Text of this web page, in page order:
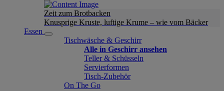
Zeit zum Brotbacken
Knusprige Kruste, luftige Krume – wie vom Bäcker
Essen
Tischwäsche & Geschirr
Alle in Geschirr ansehen
Teller & Schüsseln
Servierformen
Tisch-Zubehör
On The Go